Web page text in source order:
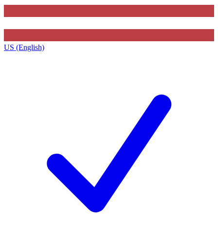
US (English)